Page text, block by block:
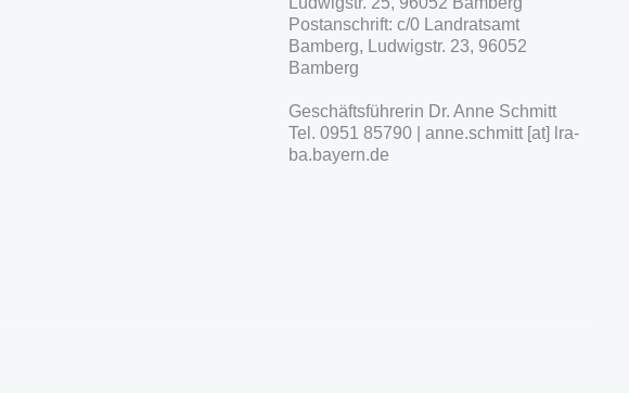
Postanschrift: c/0 Landratsamt
Bamberg, Ludwigstr. 23, 96052
Bamberg
Geschäftsführerin Dr. Anne Schmitt
Tel. 0951 85790 | anne.schmitt [at] lra-
ba.bayern.de